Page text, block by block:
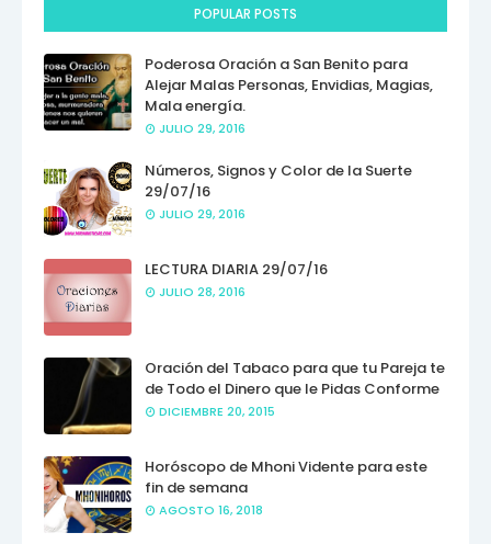
POPULAR POSTS
Poderosa Oración a San Benito para
Alejar Malas Personas, Envidias, Magias,
Mala energía.
JULIO 29, 2016
Números, Signos y Color de la Suerte
29/07/16
JULIO 29, 2016
LECTURA DIARIA 29/07/16
JULIO 28, 2016
Oración del Tabaco para que tu Pareja te
de Todo el Dinero que le Pidas Conforme
DICIEMBRE 20, 2015
Horóscopo de Mhoni Vidente para este
fin de semana
AGOSTO 16, 2018